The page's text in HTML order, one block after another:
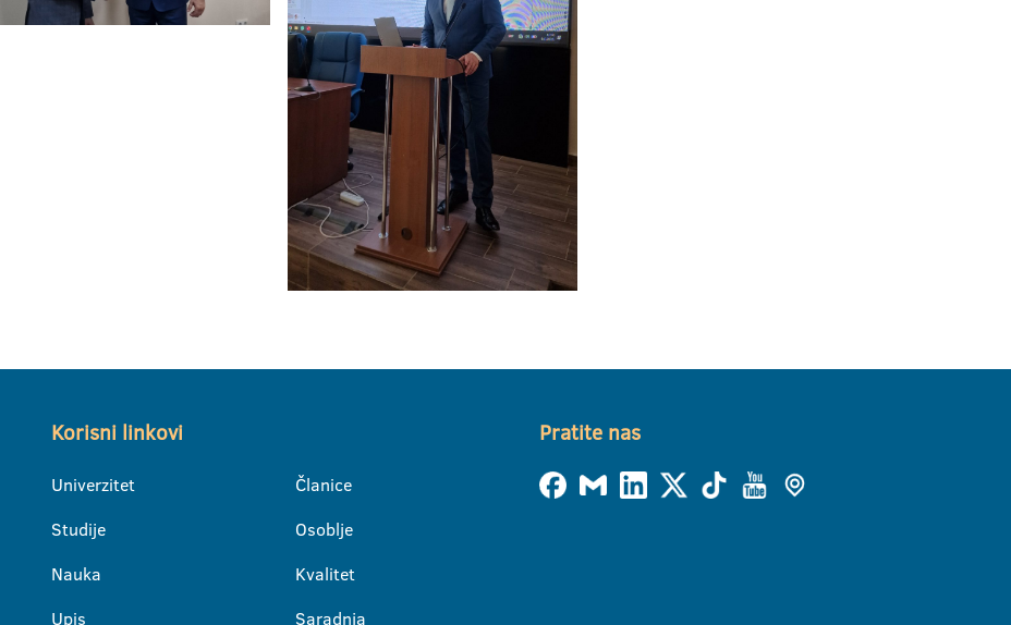
Korisni linkovi
Univerzitet
Studije
Nauka
Upis
Članice
Osoblje
Kvalitet
Saradnja
Pratite nas